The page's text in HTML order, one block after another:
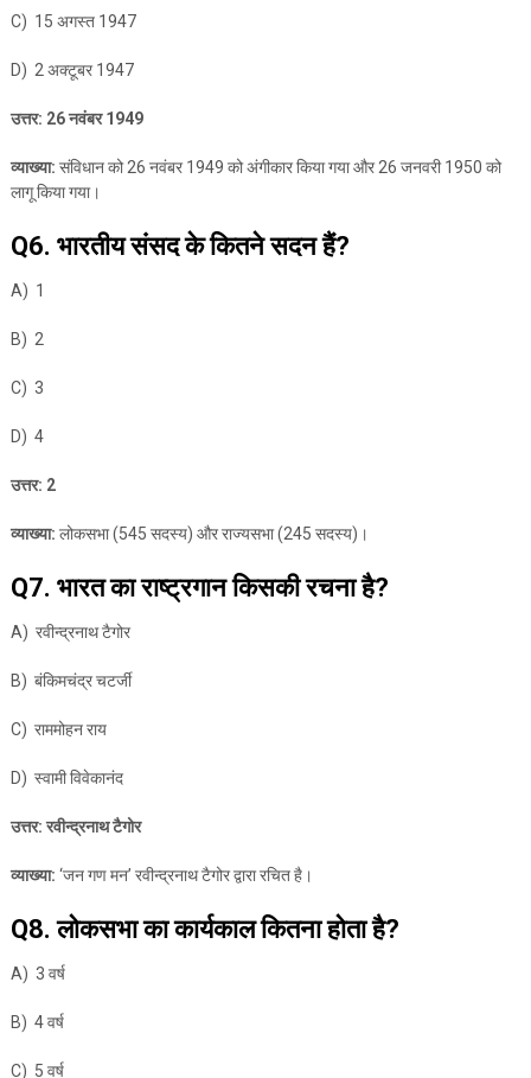
C) 15 अगस्त 1947
D) 2 अक्टूबर 1947
उत्तर: 26 नवंबर 1949
व्याख्या: संविधान को 26 नवंबर 1949 को अंगीकार किया गया और 26 जनवरी 1950 को
लागू किया गया।
Q6. भारतीय संसद के कितने सदन हैं?
A) 1
B) 2
C) 3
D) 4
उत्तर: 2
व्याख्या: लोकसभा (545 सदस्य) और राज्यसभा (245 सदस्य)।
Q7. भारत का राष्ट्रगान किसकी रचना है?
A) रवीन्द्रनाथ टैगोर
B) बंकिमचंद्र चटर्जी
C) राममोहन राय
D) स्वामी विवेकानंद
उत्तर: रवीन्द्रनाथ टैगोर
व्याख्या: ‘जन गण मन’ रवीन्द्रनाथ टैगोर द्वारा रचित है।
Q8. लोकसभा का कार्यकाल कितना होता है?
A) 3 वर्ष
B) 4 वर्ष
C) 5 वर्ष